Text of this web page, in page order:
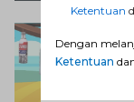
Ketentuan
Dengan
Ketentuan